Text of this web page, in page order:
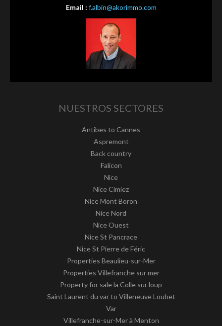
Email : f.albin@akorimmo.com
NUESTROS SECTORES
Antibes to Cannes
Aspremont
Back country
Falicon
Nice
Nice Cimiez
Nice Mont Boron
Nice Nord
Nice Ouest
Nice St Pancrace
Nice St Pierre de Féric
Properties Beaulieu-sur-Mer
Properties Villefranche sur mer
Property for sale la Colle sur loup
Saint Laurent du var to Villeneuve Loubet
Var
Villefranche-sur-Mer à Menton